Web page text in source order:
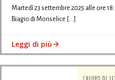
Martedì 23 settembre 2025 alle ore
Biagio di Monselice […]
Leggi di più